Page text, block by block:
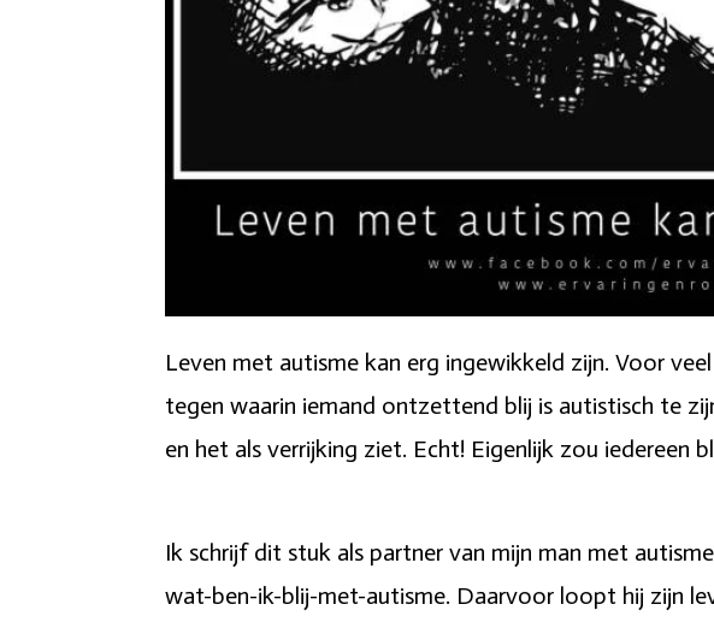
Leven met autisme kan erg ingewikkeld zijn. Voor
tegen waarin iemand ontzettend blij is autistisch te
en het als verrijking ziet. Echt! Eigenlijk zou iedereen
Ik schrijf dit stuk als partner van mijn man met
wat-ben-ik-blij-met-autisme. Daarvoor loopt hij zijn